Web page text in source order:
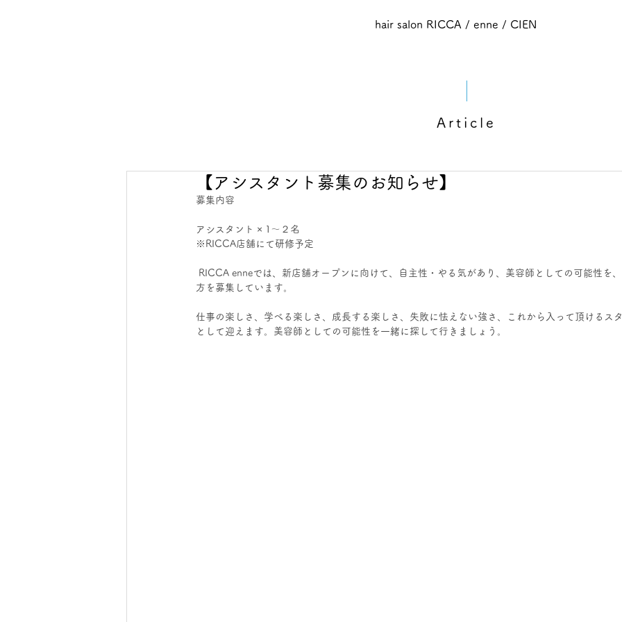
hair salon RICCA / enne / CIEN
Article
【アシスタント募集のお知らせ】
募集内容
アシスタント × 1～２名
※RICCA店舗にて研修予定
方を募集しています。
仕事の楽しさ、学べる楽しさ、成長する楽しさ、失敗に怯えない強さ、これから入って頂けるス
として迎えます。美容師としての可能性を一緒に探して行きましょう。